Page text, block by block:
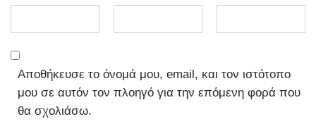
Αποθήκευσε το όνομά μου, email, και τον ιστότοπο
μου σε αυτόν τον πλοηγό για την επόμενη φορά που
θα σχολιάσω.